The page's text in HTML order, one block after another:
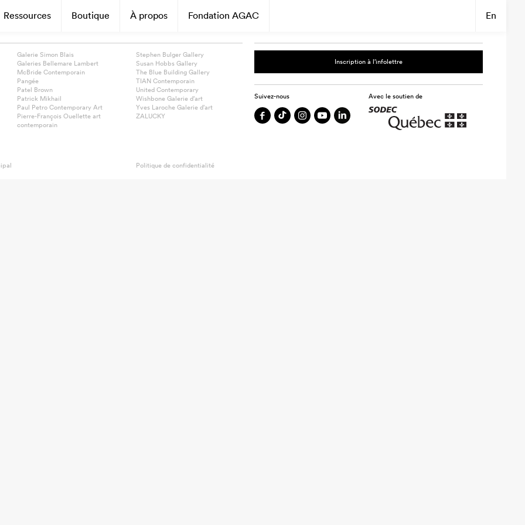
Ressources Boutique À propos Fondation AGAC En
Galerie Simon Blais
Galeries Bellemare Lambert
McBride Contemporain
Pangée
Patel Brown
Patrick Mikhail
Paul Petro Contemporary Art
Pierre-François Ouellette art
contemporain
Stephen Bulger Gallery
Susan Hobbs Gallery
The Blue Building Gallery
TIAN Contemporain
United Contemporary
Wishbone Galerie d’art
Yves Laroche Galerie d’art
ZALUCKY
Inscription à l’infolettre
Suivez-nous Avec le soutien de
Politique de confidentialité